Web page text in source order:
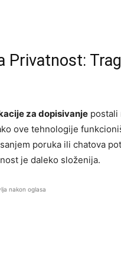
Privatnost:
za dopisivanje postali
ove tehnologije
poruka ili chatova
je daleko složenija.
nakon oglasa